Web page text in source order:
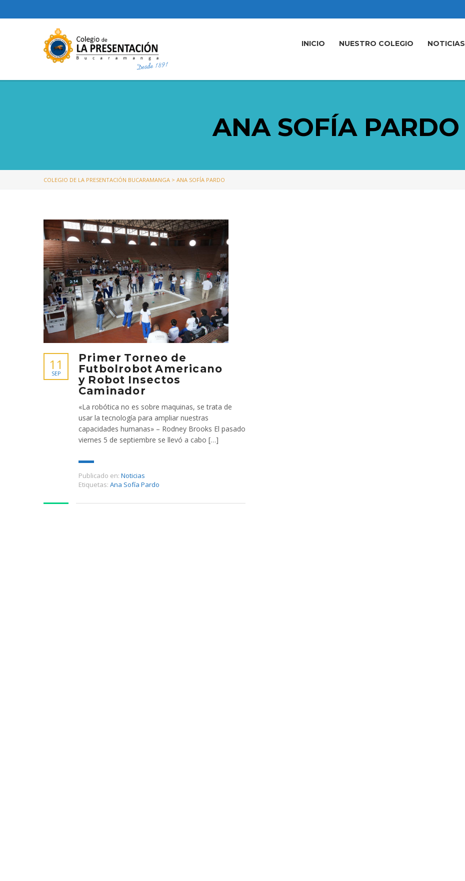
INICIO NUESTRO COLEGIO NOTICIAS
ANA SOFÍA PARDO
COLEGIO DE LA PRESENTACIÓN BUCARAMANGA > ANA SOFÍA PARDO
Primer Torneo de
Futbolrobot Americano
y Robot Insectos
Caminador
11
SEP
«La robótica no es sobre maquinas, se trata de
usar la tecnología para ampliar nuestras
capacidades humanas» – Rodney Brooks El pasado
viernes 5 de septiembre se llevó a cabo […]
Publicado en: Noticias
Etiquetas: Ana Sofía Pardo